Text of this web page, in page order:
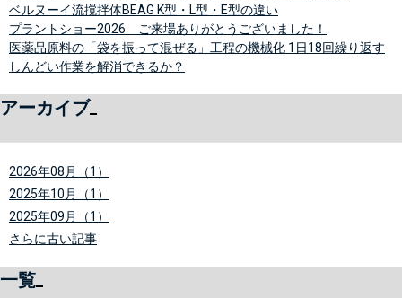
ベルヌーイ流撹拌体BEAG K型・L型・E型の違い
プラントショー2026 ご来場ありがとうございました！
医薬品原料の「袋を振って混ぜる」工程の機械化 1日18回繰り返す
しんどい作業を解消できるか？
アーカイブ
2026年08月（1）
2025年10月（1）
2025年09月（1）
さらに古い記事
一覧